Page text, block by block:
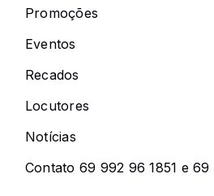
Promoções
Eventos
Recados
Locutores
Notícias
Contato 69 992 96 1851 e